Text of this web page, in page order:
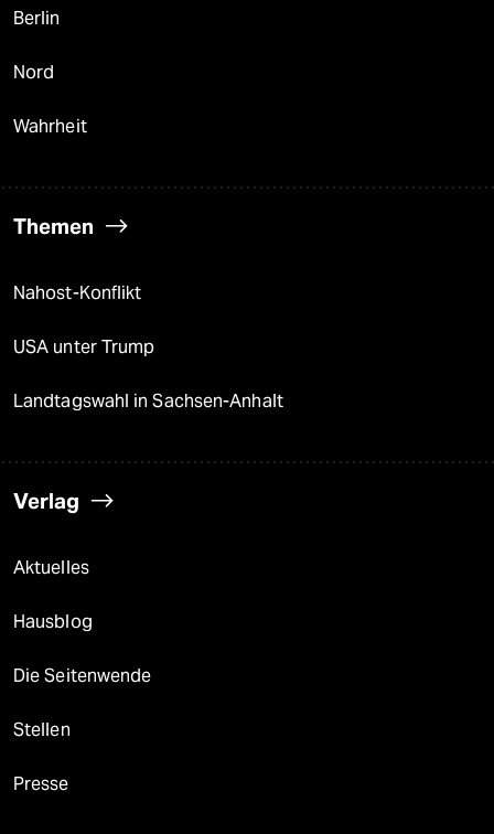
Berlin
Nord
Wahrheit
Themen
Nahost-Konflikt
USA unter Trump
Landtagswahl in Sachsen-Anhalt
Verlag
Aktuelles
Hausblog
Die Seitenwende
Stellen
Presse